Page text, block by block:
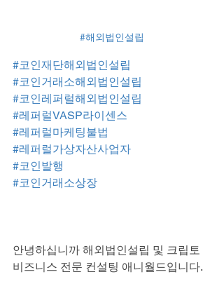
#해외법인설립
#코인재단해외법인설립
#코인거래소해외법인설립
#코인레퍼럴해외법인설립
#레퍼럴VASP라이센스
#레퍼럴마케팅불법
#레퍼럴가상자산사업자
#코인발행
#코인거래소상장
안녕하십니까 해외법인설립 및 크립토
비즈니스 전문 컨설팅 애니월드입니다.